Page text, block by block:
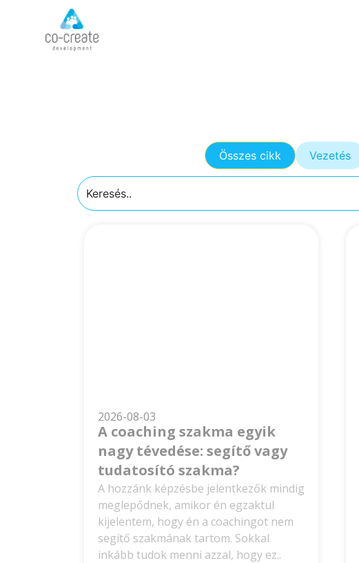
Összes cikk Vezetés
2026-08-03
A coaching szakma egyik
nagy tévedése: segítő vagy
tudatosító szakma?
A hozzánk képzésbe jelentkezők mindig
meglepődnek, amikor én egzaktul
kijelentem, hogy én a coachingot nem
segítő szakmának tartom. Sokkal
inkább tudok menni azzal, hogy ez..